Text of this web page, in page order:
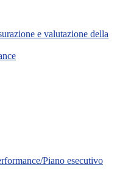
e valutazione della
Piano esecutivo